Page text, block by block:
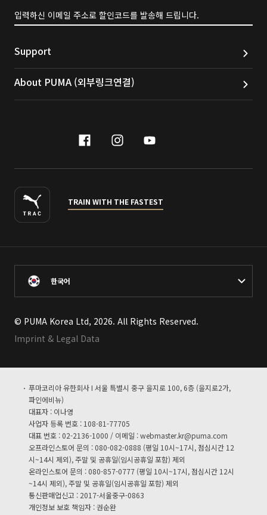
입력하신 이메일 주소로 할인코드를 발송해 드립니다.
Support
About PUMA (외부링크연결)
facebook
instagram
youtube
TRAIN WITH THE FASTEST
한국어
© PUMA Korea Ltd, 2026. All Rights Reserved.
Imprint & Legal Data
푸마코리아 유한회사 I 서울 특별시 중구 을지로 100, 6층 (을지로2가,
파인에비뉴)
대표자 : 이나영
사업자 등록 번호 : 108-81-77705
대표 번호 : 02-2136-1000 / 이메일 :webmaster.kr@puma.com
오프라인스토어 문의 : 080-082-0888 (평일 10시~17시, 점심시간 12
시~14시 제외), 주말 및 공휴일(임시공휴일 포함) 제외
온라인스토어 문의 : 080-857-0777 (평일 10시~17시, 점심시간 12시
~14시 제외), 주말 및 공휴일(임시공휴일 포함) 제외
통신판매업신고 : 2017-서울중구-0863
개인정보 보호 책임자 : 권순완